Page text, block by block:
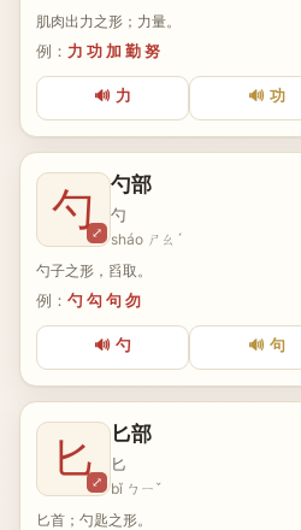
肌肉出力之形；力量。
例： 力 功 加 勤 努
🔊 力 🔊 功
勺⤢
勺部
勺
sháo ㄕㄠˊ
勺子之形，舀取。
例： 勺 勾 句 勿
🔊 勺 🔊 句
匕⤢
匕部
匕
bǐ ㄅㄧˇ
匕首；勺匙之形。